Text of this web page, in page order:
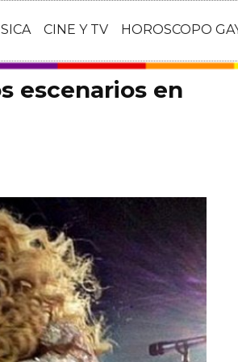
CINE Y TV HOROSCOPO
escenarios en